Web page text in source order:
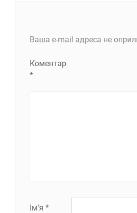
Ваша e-mail адреса не
Коментар
*
Ім'я *